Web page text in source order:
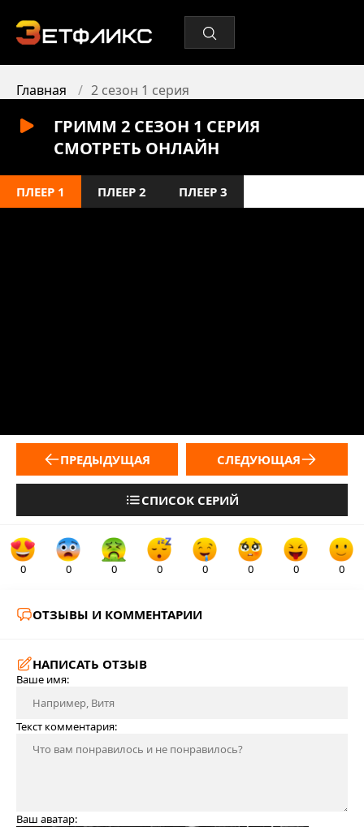
Главная 2 сезон 1 серия
ГРИММ 2 СЕЗОН 1 СЕРИЯ
СМОТРЕТЬ ОНЛАЙН
ПЛЕЕР 1 ПЛЕЕР 2 ПЛЕЕР 3
ПРЕДЫДУЩАЯ
СПИСОК СЕРИЙ
СЛЕДУЮЩАЯ
0 0 0 0 0 0 0 0
ОТЗЫВЫ И КОММЕНТАРИИ
НАПИСАТЬ ОТЗЫВ
Ваше имя:
Текст комментария:
Ваш аватар: